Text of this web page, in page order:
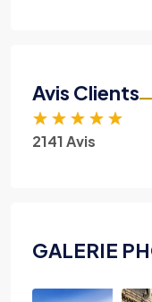
Avis Clients
★ ★ ★ ★ ★
2141 Avis
GALERIE